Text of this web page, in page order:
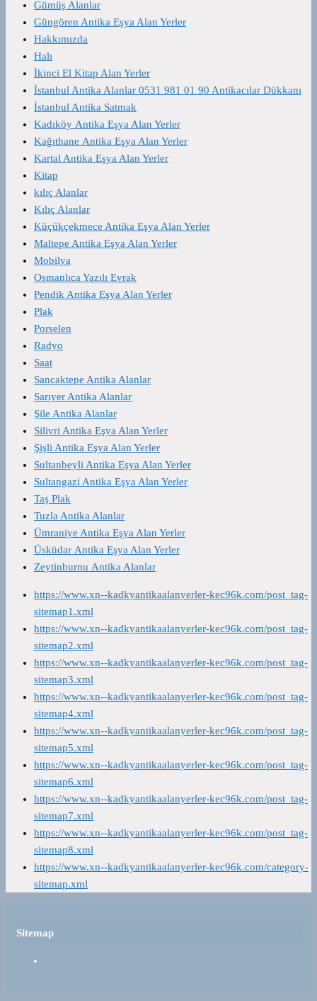
Gümüş Alanlar
Güngören Antika Eşya Alan Yerler
Hakkımızda
Halı
İkinci El Kitap Alan Yerler
İstanbul Antika Alanlar 0531 981 01 90 Antikacılar Dükkanı
İstanbul Antika Satmak
Kadıköy Antika Eşya Alan Yerler
Kağıthane Antika Eşya Alan Yerler
Kartal Antika Eşya Alan Yerler
Kitap
kılıç Alanlar
Kılıç Alanlar
Küçükçekmece Antika Eşya Alan Yerler
Maltepe Antika Eşya Alan Yerler
Mobilya
Osmanlıca Yazılı Evrak
Pendik Antika Eşya Alan Yerler
Plak
Porselen
Radyo
Saat
Sancaktepe Antika Alanlar
Sarıyer Antika Alanlar
Şile Antika Alanlar
Silivri Antika Eşya Alan Yerler
Şişli Antika Eşya Alan Yerler
Sultanbeyli Antika Eşya Alan Yerler
Sultangazi Antika Eşya Alan Yerler
Taş Plak
Tuzla Antika Alanlar
Ümraniye Antika Eşya Alan Yerler
Üsküdar Antika Eşya Alan Yerler
Zeytinburnu Antika Alanlar
https://www.xn--kadkyantikaalanyerler-kec96k.com/post_tag-
sitemap1.xml
https://www.xn--kadkyantikaalanyerler-kec96k.com/post_tag-
sitemap2.xml
https://www.xn--kadkyantikaalanyerler-kec96k.com/post_tag-
sitemap3.xml
https://www.xn--kadkyantikaalanyerler-kec96k.com/post_tag-
sitemap4.xml
https://www.xn--kadkyantikaalanyerler-kec96k.com/post_tag-
sitemap5.xml
https://www.xn--kadkyantikaalanyerler-kec96k.com/post_tag-
sitemap6.xml
https://www.xn--kadkyantikaalanyerler-kec96k.com/post_tag-
sitemap7.xml
https://www.xn--kadkyantikaalanyerler-kec96k.com/post_tag-
sitemap8.xml
https://www.xn--kadkyantikaalanyerler-kec96k.com/category-
sitemap.xml
Sitemap